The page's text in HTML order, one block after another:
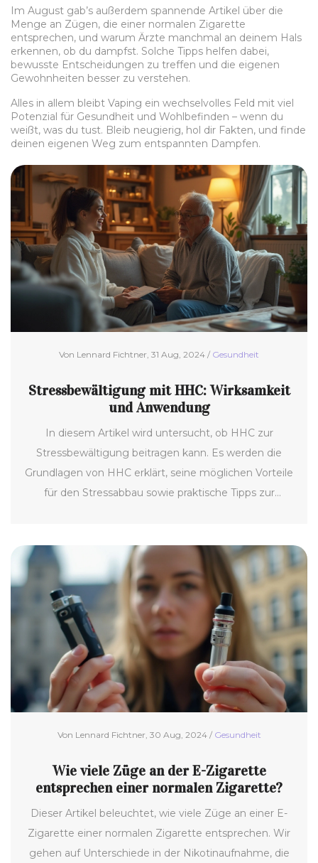
Im August gab’s außerdem spannende Artikel über die
Menge an Zügen, die einer normalen Zigarette
entsprechen, und warum Ärzte manchmal an deinem Hals
erkennen, ob du dampfst. Solche Tipps helfen dabei,
bewusste Entscheidungen zu treffen und die eigenen
Gewohnheiten besser zu verstehen.
Alles in allem bleibt Vaping ein wechselvolles Feld mit viel
Potenzial für Gesundheit und Wohlbefinden – wenn du
weißt, was du tust. Bleib neugierig, hol dir Fakten, und finde
deinen eigenen Weg zum entspannten Dampfen.
Von Lennard Fichtner, 31 Aug, 2024 / Gesundheit
Stressbewältigung mit HHC: Wirksamkeit
und Anwendung
In diesem Artikel wird untersucht, ob HHC zur
Stressbewältigung beitragen kann. Es werden die
Grundlagen von HHC erklärt, seine möglichen Vorteile
für den Stressabbau sowie praktische Tipps zur
fundierte Entscheidung über die Verwendung von
HHC treffen können.
Von Lennard Fichtner, 30 Aug, 2024 / Gesundheit
Wie viele Züge an der E-Zigarette
entsprechen einer normalen Zigarette?
Dieser Artikel beleuchtet, wie viele Züge an einer E-
Zigarette einer normalen Zigarette entsprechen. Wir
gehen auf Unterschiede in der Nikotinaufnahme, die